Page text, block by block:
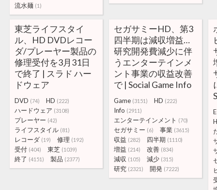
流水麺 (1)
東芝ライフスタイ
ル、HD DVDレコー
ダ/プレーヤー製品の
修理受付を3月31日
で終了 | スラド ハー
ドウェア
DVD (74) HD (222)
ハードウェア (3108)
プレーヤー (42)
ライフスタイル (81)
レコーダ (19) 修理 (192)
受付 (404) 東芝 (1039)
終了 (4151) 製品 (2377)
セガサミーHD、第3
四半期は減収増益…
研究開発費減少に伴
うエンターテインメ
ント事業の収益改善
で | Social Game Info
Game (3151) HD (222)
Info (2911)
エンターテインメント (70)
セガサミー (6) 事業 (3615)
収益 (282) 四半期 (1110)
増益 (214) 改善 (834)
減収 (105) 減少 (315)
研究 (2321) 開発 (7222)